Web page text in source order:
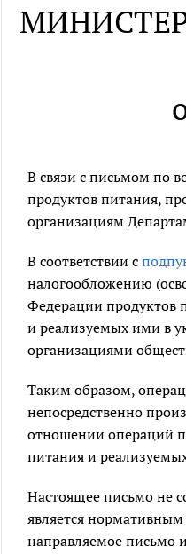
В связи с письмом по
продуктов питания,
организациям
В соответствии с
налогообложению
Федерации продуктов
и реализуемых ими в
организациями
Таким образом,
непосредственно
отношении операций
питания и
Настоящее письмо не
является
направляемое письмо